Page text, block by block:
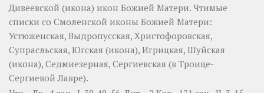
Дивеевской (икона) икон Божией Матери. Чтимые
списки со Смоленской иконы Божией Матери:
Устюженская, Выдропусская, Христофоровская,
Супрасльская, Югская (икона), Игрицкая, Шуйская
(икона), Седмиезерная, Сергиевская (в Троице-
Сергиевой Лавре).